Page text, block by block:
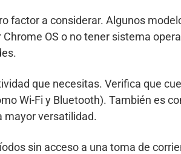
factor a considerar. Algunos
OS o no tener sistema
que necesitas. Verifica que
Wi-Fi y Bluetooth). También es
mayor versatilidad.
sin acceso a una toma de